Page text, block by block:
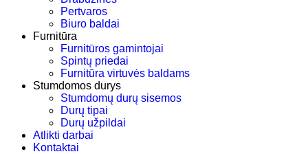
Pertvaros
Biuro baldai
Furnitūra
Furnitūros gamintojai
Spintų priedai
Furnitūra virtuvės baldams
Stumdomos durys
Stumdomų durų sisemos
Durų tipai
Durų užpildai
Atlikti darbai
Kontaktai